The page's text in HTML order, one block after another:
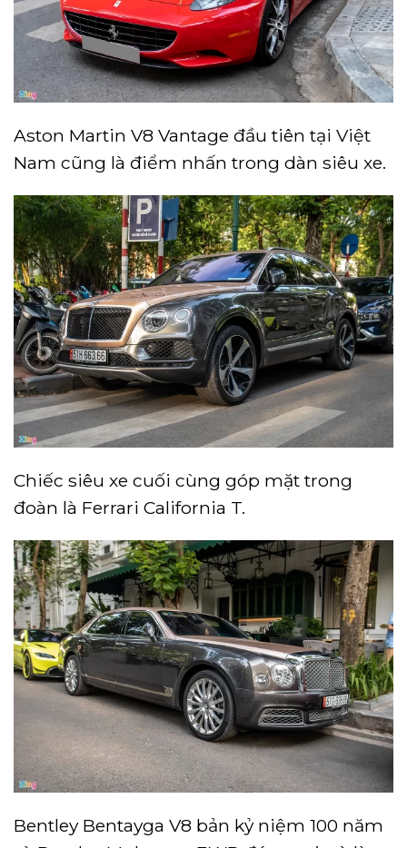
Aston Martin V8 Vantage đầu tiên tại Việt
Nam cũng là điểm nhấn trong dàn siêu xe.
Chiếc siêu xe cuối cùng góp mặt trong
đoàn là Ferrari California T.
Bentley Bentayga V8 bản kỷ niệm 100 năm